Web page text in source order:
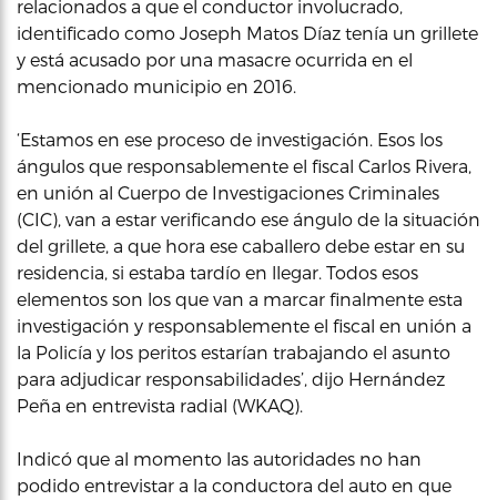
relacionados a que el conductor involucrado,
identificado como Joseph Matos Díaz tenía un grillete
y está acusado por una masacre ocurrida en el
mencionado municipio en 2016.
‘Estamos en ese proceso de investigación. Esos los
ángulos que responsablemente el fiscal Carlos Rivera,
en unión al Cuerpo de Investigaciones Criminales
(CIC), van a estar verificando ese ángulo de la situación
del grillete, a que hora ese caballero debe estar en su
residencia, si estaba tardío en llegar. Todos esos
elementos son los que van a marcar finalmente esta
investigación y responsablemente el fiscal en unión a
la Policía y los peritos estarían trabajando el asunto
para adjudicar responsabilidades’, dijo Hernández
Peña en entrevista radial (WKAQ).
Indicó que al momento las autoridades no han
podido entrevistar a la conductora del auto en que